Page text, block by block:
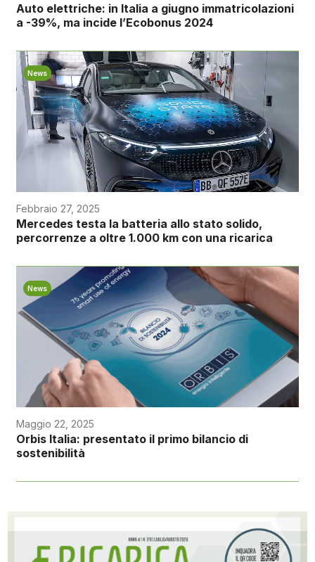
Auto elettriche: in Italia a giugno immatricolazioni
a -39%, ma incide l’Ecobonus 2024
News
Febbraio 27, 2025
Mercedes testa la batteria allo stato solido,
percorrenze a oltre 1.000 km con una ricarica
News
Maggio 22, 2025
Orbis Italia: presentato il primo bilancio di
sostenibilità